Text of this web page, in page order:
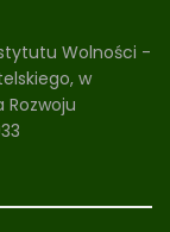
Wolności -
w